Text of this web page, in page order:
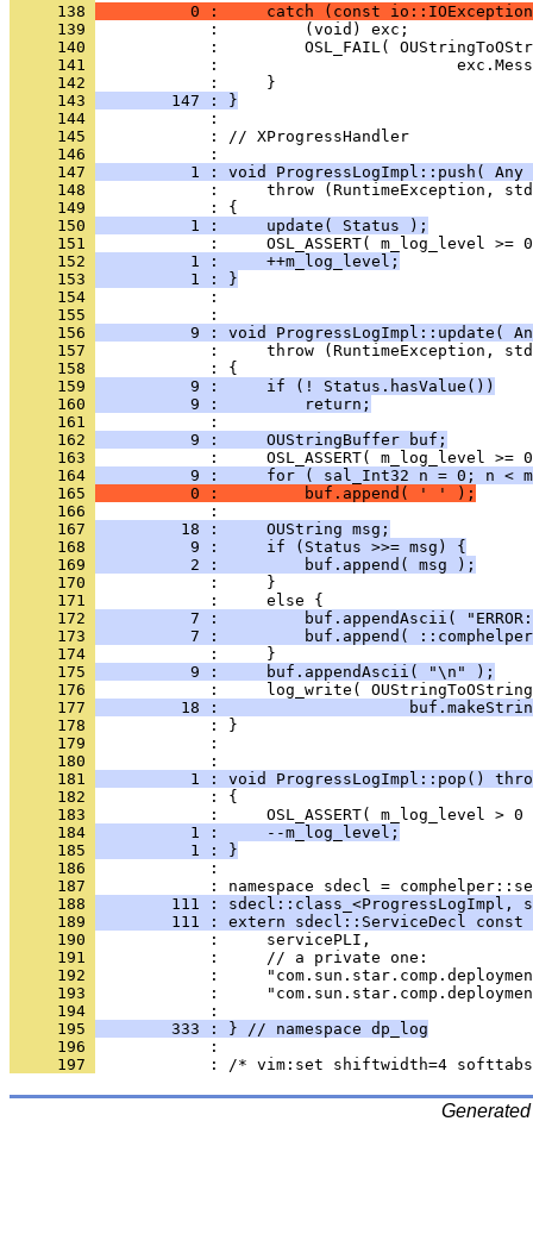
     138
0 :     catch (const
     139
     140
     141
     142
     143
        147 : }
     144
     145
            : // XProgressHandler
     146
     147
1 : void ProgressLogImpl::push( Any
     148
     149
     150
          1 :     update( Status );
     151
     152
          1 :     ++m_log_level;
     153
          1 : }
     154
            :
     155
     156
9 : void ProgressLogImpl::update(
     157
     158
     159
          9 :     if (! Status.hasValue())
     160
          9 :         return;
     161
     162
          9 :     OUStringBuffer buf;
     163
     164
9 :     for ( sal_Int32 n = 0; n <
     165
          0 :         buf.append( ' ' );
     166
     167
         18 :     OUString msg;
     168
          9 :     if (Status >>= msg) {
     169
          2 :         buf.append( msg );
     170
     171
     172
7 :         buf.appendAscii(
     173
7 :         buf.append(
     174
     175
          9 :     buf.appendAscii( "\n" );
     176
     177
18 :
     178
     179
            :
     180
     181
1 : void ProgressLogImpl::pop()
     182
     183
     184
          1 :     --m_log_level;
     185
          1 : }
     186
            :
     187
     188
111 : sdecl::class_<ProgressLogImpl,
     189
111 : extern sdecl::ServiceDecl const
     190
     191
     192
     193
:
     194
     195
        333 : } // namespace dp_log
     196
     197